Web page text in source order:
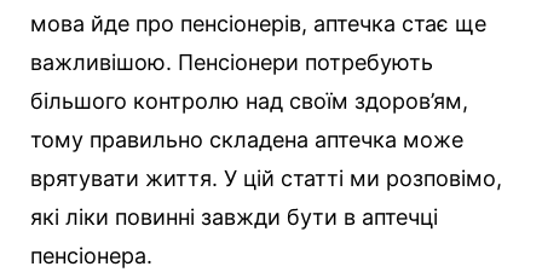
мова йде про пенсіонерів, аптечка стає ще
важливішою. Пенсіонери потребують
більшого контролю над своїм здоров’ям,
тому правильно складена аптечка може
врятувати життя. У цій статті ми розповімо,
які ліки повинні завжди бути в аптечці
пенсіонера.